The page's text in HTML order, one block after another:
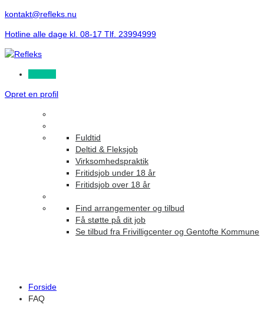
kontakt@refleks.nu
Hotline alle dage kl. 08-17 Tlf. 23994999
Opret en profil
Fuldtid
Deltid & Fleksjob
Virksomhedspraktik
Fritidsjob under 18 år
Fritidsjob over 18 år
Find arrangementer og tilbud
Få støtte på dit job
Se tilbud fra Frivilligcenter og Gentofte Kommune
Forside
FAQ